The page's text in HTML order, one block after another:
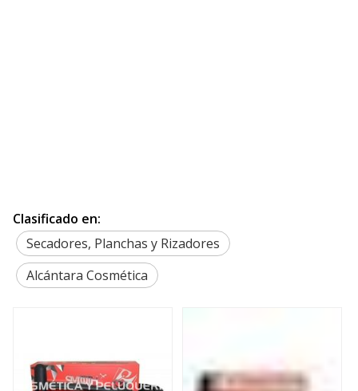
Clasificado en:
Secadores, Planchas y Rizadores
Alcántara Cosmética